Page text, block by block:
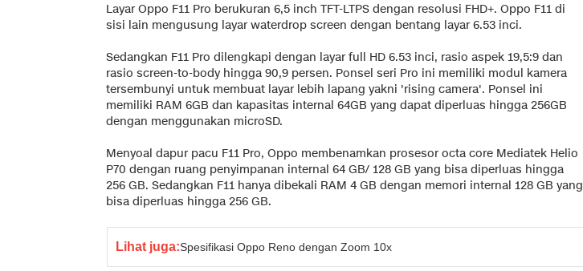
Layar Oppo F11 Pro berukuran 6,5 inch TFT-LTPS dengan resolusi FHD+. Oppo F11 di
sisi lain mengusung layar waterdrop screen dengan bentang layar 6.53 inci.
Sedangkan F11 Pro dilengkapi dengan layar full HD 6.53 inci, rasio aspek 19,5:9 dan
rasio screen-to-body hingga 90,9 persen. Ponsel seri Pro ini memiliki modul kamera
tersembunyi untuk membuat layar lebih lapang yakni 'rising camera'. Ponsel ini
memiliki RAM 6GB dan kapasitas internal 64GB yang dapat diperluas hingga 256GB
dengan menggunakan microSD.
Menyoal dapur pacu F11 Pro, Oppo membenamkan prosesor octa core Mediatek Helio
P70 dengan ruang penyimpanan internal 64 GB/ 128 GB yang bisa diperluas hingga
256 GB. Sedangkan F11 hanya dibekali RAM 4 GB dengan memori internal 128 GB yang
bisa diperluas hingga 256 GB.
Lihat juga:Spesifikasi Oppo Reno dengan Zoom 10x